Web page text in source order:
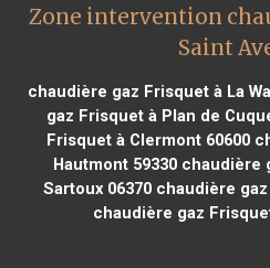
Zone intervention
Saint
chaudière gaz Frisquet à La
gaz Frisquet à Plan de
Frisquet à Clermont 60600
Hautmont 59330chaudière
Sartoux 06370chaudière gaz
chaudière gaz